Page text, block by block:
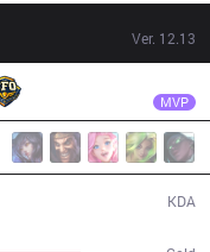
Ver. 12.13
MVP
KDA